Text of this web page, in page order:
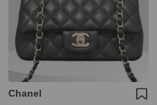
Chanel